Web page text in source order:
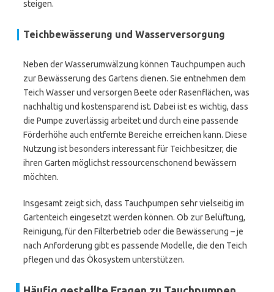
steigen.
Teichbewässerung und Wasserversorgung
Neben der Wasserumwälzung können Tauchpumpen auch
zur Bewässerung des Gartens dienen. Sie entnehmen dem
Teich Wasser und versorgen Beete oder Rasenflächen, was
nachhaltig und kostensparend ist. Dabei ist es wichtig, dass
die Pumpe zuverlässig arbeitet und durch eine passende
Förderhöhe auch entfernte Bereiche erreichen kann. Diese
Nutzung ist besonders interessant für Teichbesitzer, die
ihren Garten möglichst ressourcenschonend bewässern
möchten.
Insgesamt zeigt sich, dass Tauchpumpen sehr vielseitig im
Gartenteich eingesetzt werden können. Ob zur Belüftung,
Reinigung, für den Filterbetrieb oder die Bewässerung – je
nach Anforderung gibt es passende Modelle, die den Teich
pflegen und das Ökosystem unterstützen.